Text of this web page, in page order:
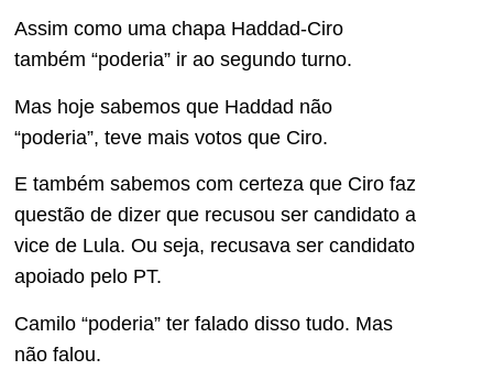
Assim como uma chapa Haddad-Ciro
também “poderia” ir ao segundo turno.
Mas hoje sabemos que Haddad não
“poderia”, teve mais votos que Ciro.
E também sabemos com certeza que Ciro faz
questão de dizer que recusou ser candidato a
vice de Lula. Ou seja, recusava ser candidato
apoiado pelo PT.
Camilo “poderia” ter falado disso tudo. Mas
não falou.